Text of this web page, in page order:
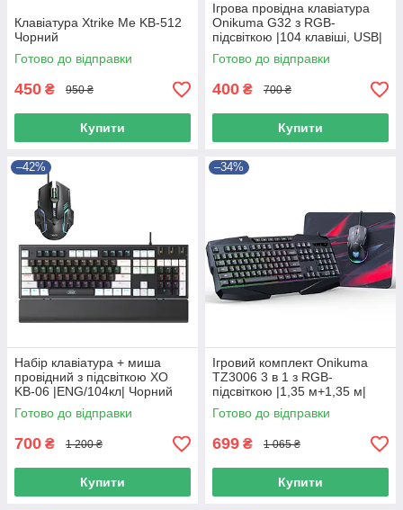
Клавіатура Xtrike Me KB-512
Чорний
Готово до відправки
450 ₴ 950 ₴
Купити
Ігрова провідна клавіатура
Onikuma G32 з RGB-
підсвіткою |104 клавіші, USB|
Чорний 56078
Готово до відправки
400 ₴ 700 ₴
Купити
–42%
Набір клавіатура + миша
провідний з підсвіткою XO
KB-06 |ENG/104кл| Чорний
49448
Готово до відправки
700 ₴ 1 200 ₴
Купити
–34%
Ігровий комплект Onikuma
TZ3006 3 в 1 з RGB-
підсвіткою |1,35 м+1,35 м|
Чорний 56080
Готово до відправки
699 ₴ 1 065 ₴
Купити